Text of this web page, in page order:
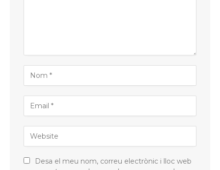
Desa el meu nom, correu electrònic i lloc web